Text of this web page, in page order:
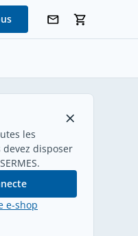
les
disposer
e-shop
retour